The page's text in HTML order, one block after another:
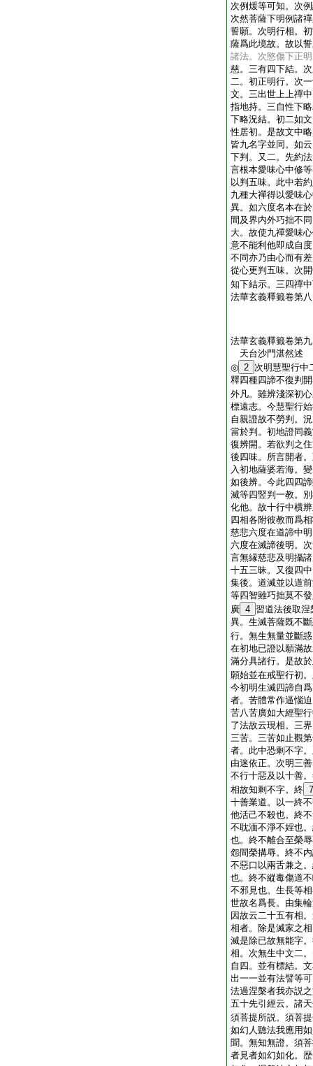
次例煖等可知。次
次然菩薩下明例諸
誓願。次明行相。
薩爲此境故。故以
諸法。次愍傷下正
慈。三有四下結。
二。初正明行。次
文。三出世上上禪
指地持。三自性下
下略況結。初二如
性居初。是故文中
皆九名字並同。如
下判。又二。先約
言根本愛味心中修
以判五味。此中若
九種大禪得以愛味
異。如六度名本在
間及界内外巧拙不
大。故使九禪愛味
意不能利他即成自
不同亦乃由心而有
從心更判五味。次
知下結示。三四禪
法華玄義釋籤卷第八
法華玄義釋籤卷第九
天台沙門湛然述
◎ 2 次明慧聖行中
釋四種四諦不復判
外凡。雖辨淺深初
標遠志。今慧聖行
自親證故不勞判。
當於判。初地證同
復辨開。若欲判之
後四味。所言開者
入初地薩婆若海。
如後辨。今此四四
滅等四竪判一教。
化他。故十行中横
四相各附彼教而爲
慈悲六度在道諦中
六度在滅諦後明。
言無縁慈悲及明攝
十五三昧。又復四
集後。道滅並以道
等四智雖巧拙莫不
廣 4 習道法後取涅
異。生滅菩薩既不
行。無生無量並斷
在初地已證以願滿
滿分具諸行。是故
願始並在戒聖行初
今初明生滅四諦自
者。苦體常作逼惱
苦八苦廣如大經聖
了法故云現相。三
三苦。三苦如止觀
者。此中恐剩不字
由迷依正。次明三
不行十惡及以十善
相故知剩不字。終 7
十善業道。以一終
他活己不殺也。終
不耽湎不淨不婬也
也。終不離合至榮
怨間榮搆辱。終不
不惡口以兩舌兼之
也。終不縱毒傷道
不邪見也。生長等
世故名爲長。由集
因故云二十五有相
相者。除是滅家之
滅是除已故無能字
相。次無生中文二
自四。並有標結。
出一一並有法譬等
法過涅槃者我亦説
五十先引經云。諸
須菩提所説。須菩
如幻人聽法我應用
聞。無知無證。須
者見者如幻如化。